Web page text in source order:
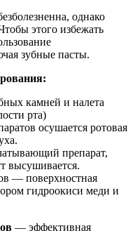
однако
этого избежать
зубные пасты.
камней и налета
рта)
осушается ротовая
препарат,
высушивается.
— поверхностная
гидроокиси меди и
— эффективная